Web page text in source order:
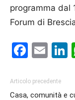
programma dal
Forum di
Articolo precedente
Casa, comunità e